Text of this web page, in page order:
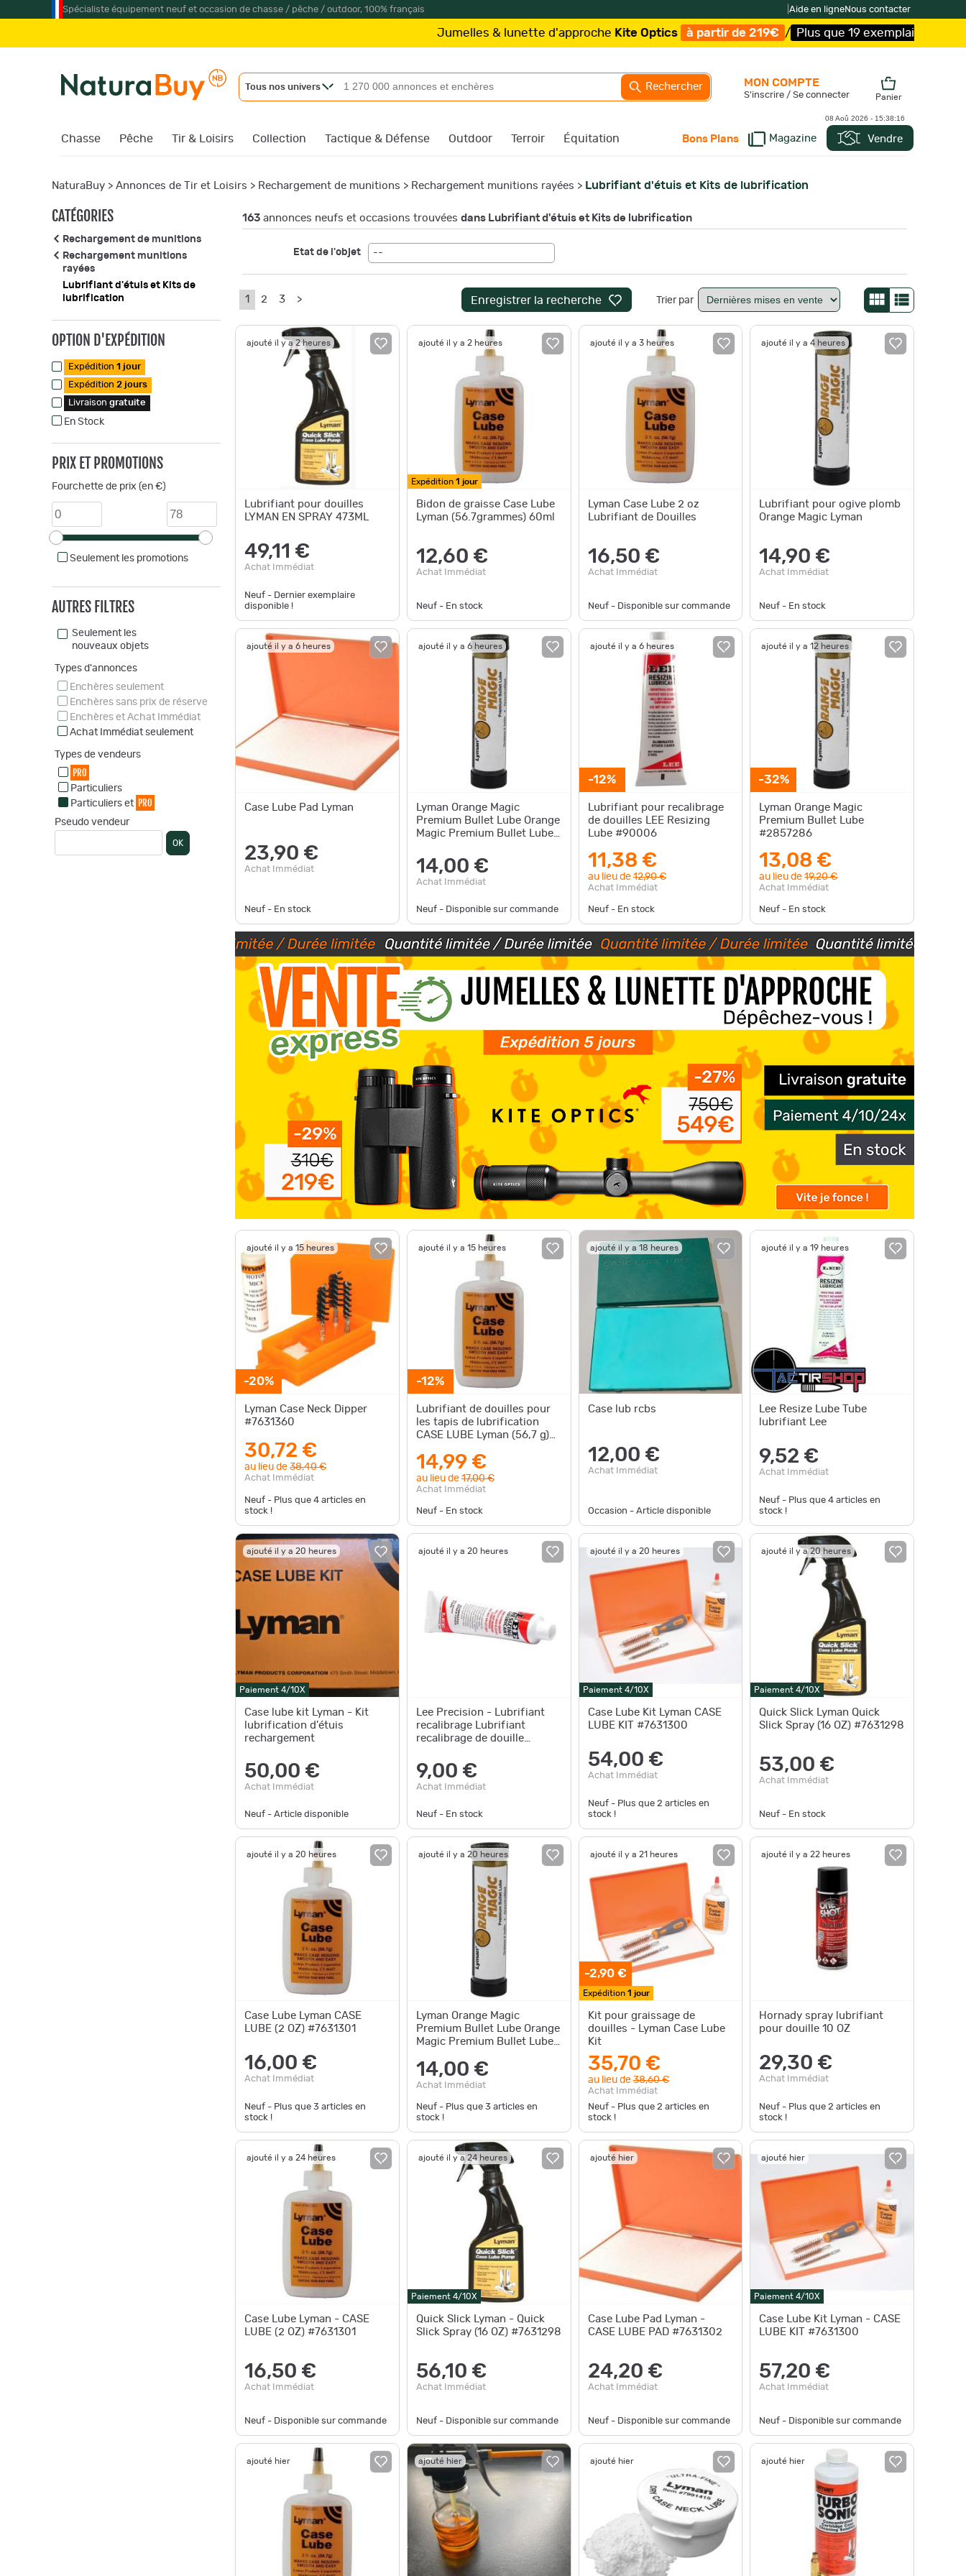
Spécialiste équipement neuf et occasion de chasse / pêche / outdoor, 100% français Aide en ligneNous contacter
Jumelles & lunette d'approche Kite Optics à partir de 219€ / Plus que 19 exemplaires ! /Livraison offerte et
Tous nos univers Rechercher
Chasse Pêche Tir & Loisirs Collection Tactique & Défense Outdoor Terroir Équitation Bons Plans Magazine Vendre
MON COMPTE
S'inscrire / Se connecter Panier
08 Aoû 2026 - 15:38:18
NaturaBuy > Annonces de Tir et Loisirs > Rechargement de munitions > Rechargement munitions rayées > Lubrifiant d'étuis et Kits de lubrification
CATÉGORIES
Rechargement de munitions
Rechargement munitions
rayées
Lubrifiant d'étuis et Kits de
lubrification
OPTION D'EXPÉDITION
Expédition 1 jour
Expédition 2 jours
Livraison gratuite
En Stock
PRIX ET PROMOTIONS
Fourchette de prix (en €)
Seulement les promotions
AUTRES FILTRES
Seulement les
nouveaux objets
Types d'annonces
Enchères seulement
Enchères sans prix de réserve
Enchères et Achat Immédiat
Achat Immédiat seulement
Types de vendeurs
PRO
Particuliers
Particuliers et PRO
Pseudo vendeur
OK
163 annonces neufs et occasions trouvées dans Lubrifiant d'étuis et Kits de lubrification
Etat de l'objet --
1 2 3 > Enregistrer la recherche Trier par
ajouté il y a 2 heures
Lubrifiant pour douilles
LYMAN EN SPRAY 473ML
49,11 €
Achat Immédiat
Neuf - Dernier exemplaire
disponible !
ajouté il y a 2 heures
Expédition 1 jour
Bidon de graisse Case Lube
Lyman (56.7grammes) 60ml
12,60 €
Achat Immédiat
Neuf - En stock
ajouté il y a 3 heures
Lyman Case Lube 2 oz
Lubrifiant de Douilles
16,50 €
Achat Immédiat
Neuf - Disponible sur commande
ajouté il y a 4 heures
Lubrifiant pour ogive plomb
Orange Magic Lyman
14,90 €
Achat Immédiat
Neuf - En stock
ajouté il y a 6 heures
Case Lube Pad Lyman
23,90 €
Achat Immédiat
Neuf - En stock
ajouté il y a 6 heures
Lyman Orange Magic
Premium Bullet Lube Orange
Magic Premium Bullet Lube
14,00 €
Achat Immédiat
Neuf - Disponible sur commande
ajouté il y a 6 heures
-12%
Lubrifiant pour recalibrage
de douilles LEE Resizing
Lube #90006
11,38 €
au lieu de12,90 €
Achat Immédiat
Neuf - En stock
ajouté il y a 12 heures
-32%
Lyman Orange Magic
Premium Bullet Lube
#2857286
13,08 €
au lieu de19,20 €
Achat Immédiat
Neuf - En stock
ajouté il y a 15 heures
-20%
Lyman Case Neck Dipper
#7631360
30,72 €
au lieu de 38,40 €
Achat Immédiat
Neuf - Plus que 4 articles en
stock !
ajouté il y a 15 heures
-12%
Lubrifiant de douilles pour
les tapis de lubrification
CASE LUBE Lyman (56,7 g)
14,99 €
au lieu de17,00 €
Achat Immédiat
Neuf - En stock
ajouté il y a 18 heures
Case lub rcbs
12,00 €
Achat Immédiat
Occasion - Article disponible
ajouté il y a 19 heures
Lee Resize Lube Tube
lubrifiant Lee
9,52 €
Achat Immédiat
Neuf - Plus que4 articles en
stock !
ajouté il y a 20 heures
Paiement 4/10X
Case lube kit Lyman - Kit
lubrification d'étuis
rechargement
50,00 €
Achat Immédiat
Neuf - Article disponible
ajouté il y a 20 heures
Lee Precision - Lubrifiant
recalibrage Lubrifiant
recalibrage de douille
9,00 €
Achat Immédiat
Neuf - En stock
ajouté il y a 20 heures
Paiement 4/10X
Case Lube Kit Lyman CASE
LUBE KIT #7631300
54,00 €
Achat Immédiat
Neuf - Plus que 2 articles en
stock !
ajouté il y a 20 heures
Paiement 4/10X
Quick Slick Lyman Quick
Slick Spray (16 OZ) #7631298
53,00 €
Achat Immédiat
Neuf - En stock
ajouté il y a 20 heures
Case Lube Lyman CASE
LUBE (2 OZ) #7631301
16,00 €
Achat Immédiat
Neuf - Plus que 3 articles en
stock !
ajouté il y a 20 heures
Lyman Orange Magic
Premium Bullet Lube Orange
Magic Premium Bullet Lube
14,00 €
Achat Immédiat
Neuf - Plus que 3articles en
stock !
ajouté il y a 21 heures
-2,90 €
Expédition 1 jour
Kit pour graissage de
douilles - Lyman Case Lube
Kit
35,70 €
au lieu de38,60 €
Achat Immédiat
Neuf - Plus que 2 articles en
stock !
ajouté il y a 22 heures
Hornady spray lubrifiant
pour douille 10 OZ
29,30 €
Achat Immédiat
Neuf - Plus que2 articles en
stock !
ajouté il y a 24 heures
Case Lube Lyman - CASE
LUBE (2 OZ) #7631301
16,50 €
Achat Immédiat
Neuf - Disponible sur commande
ajouté il y a 24 heures
Paiement 4/10X
Quick Slick Lyman - Quick
Slick Spray (16 OZ) #7631298
56,10 €
Achat Immédiat
Neuf - Disponible sur commande
ajouté hier
Case Lube Pad Lyman -
CASE LUBE PAD #7631302
24,20 €
Achat Immédiat
Neuf - Disponible sur commande
ajouté hier
Paiement 4/10X
Case Lube Kit Lyman - CASE
LUBE KIT #7631300
57,20 €
Achat Immédiat
Neuf - Disponible sur commande
ajouté hier ajouté hier ajouté hier ajouté hier